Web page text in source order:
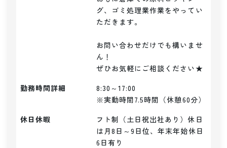
グ、ゴミ処理業作業をやってい
ただきます。
お問い合わせだけでも構いませ
ん！
ぜひお気軽にご相談ください★
勤務時間詳細
8:30～17:00
※実動時間7.5時間（休憩60分）
休日休暇
フト制（土日祝出社あり）休日
は月8日～9日位、年末年始休日
6日有り